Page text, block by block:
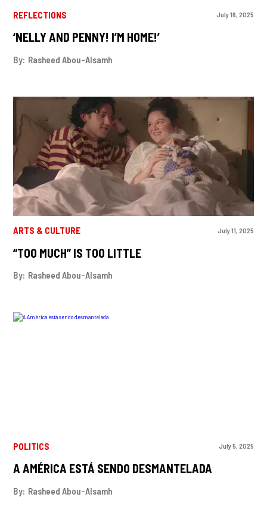
REFLECTIONS July 16, 2025
‘NELLY AND PENNY! I’M HOME!’
By: Rasheed Abou-Alsamh
ARTS & CULTURE July 11, 2025
“TOO MUCH” IS TOO LITTLE
By: Rasheed Abou-Alsamh
POLITICS July 5, 2025
A AMÉRICA ESTÁ SENDO DESMANTELADA
By: Rasheed Abou-Alsamh